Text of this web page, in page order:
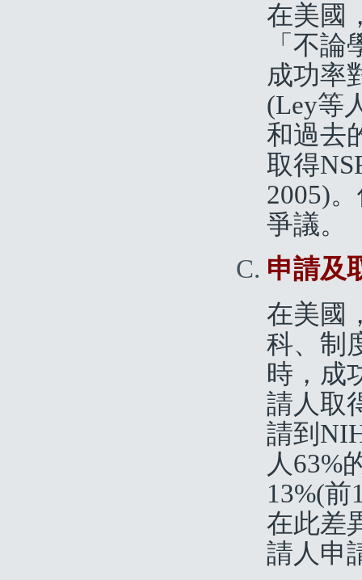
在美國
「不
成功率
(Ley等
和過去
取得
2005)
爭議。
申請及
在美國
科、制
時，成
請人取
請到
人63%
13%(
在此差
請人申